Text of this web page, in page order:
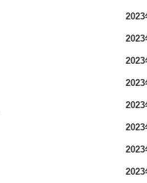
2023
2023
2023
2023
2023
2023
2023
2023